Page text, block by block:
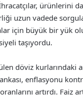
ürünlerini
uzun vadede
için büyük bir yük
taşıyordu.
döviz kurlarındaki
enflasyonu
artırdı. Faiz